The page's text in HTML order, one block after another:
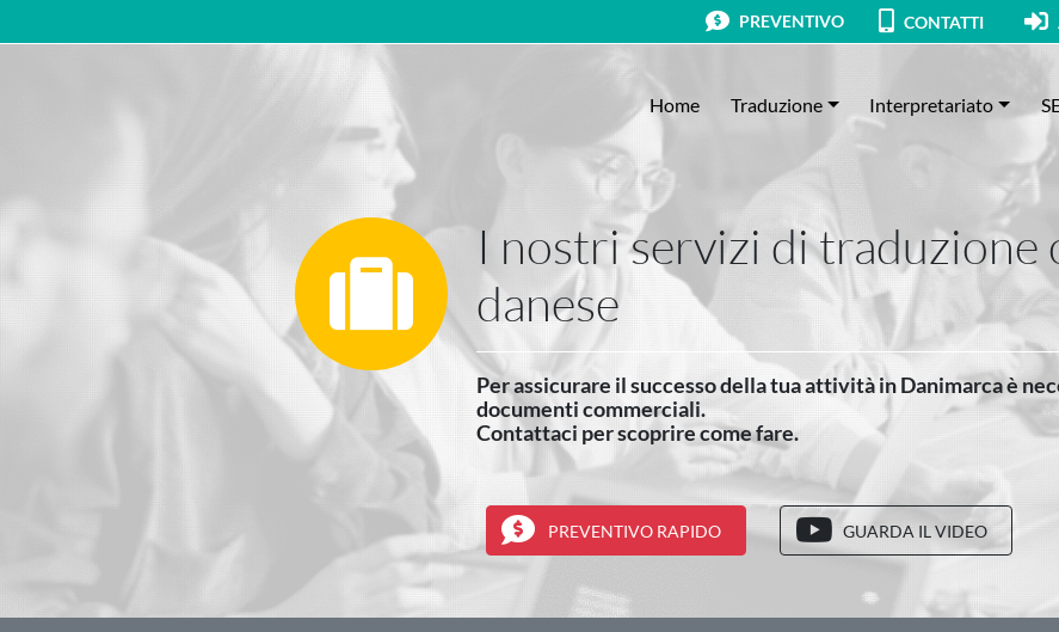
PREVENTIVO CONTATTI
Navigazione principale Home Traduzione Interpretariato
I nostri servizi di traduzione
danese
Per assicurare il successo della tua attività in Danimarca è
documenti commerciali.
Contattaci per scoprire come fare.
PREVENTIVO RAPIDO GUARDA IL VIDEO